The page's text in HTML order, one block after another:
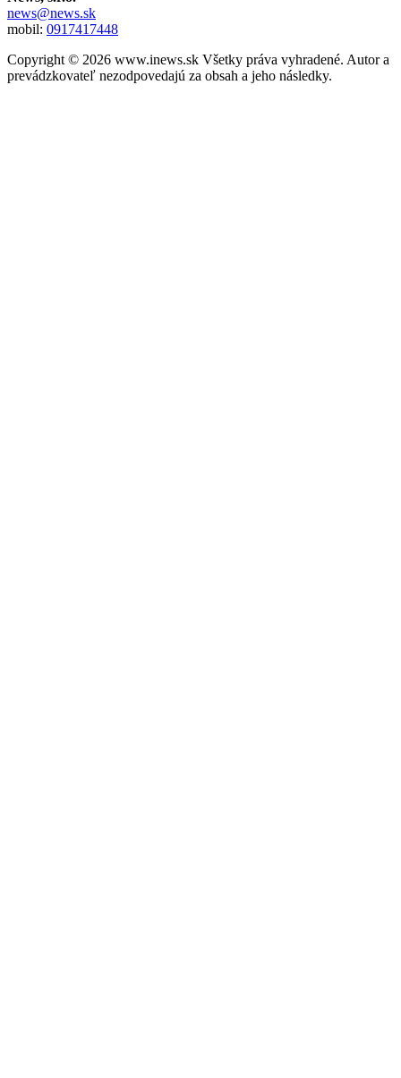
news@news.sk
mobil: 0917417448
Copyright © 2026 www.inews.sk Všetky práva vyhradené. Autor a
prevádzkovateľ nezodpovedajú za obsah a jeho následky.